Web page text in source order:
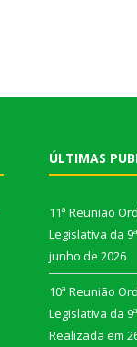
ÚLTIMAS
11ª Reunião
Legislativa da
junho de 2026
10ª Reunião
Legislativa da
Realizada em